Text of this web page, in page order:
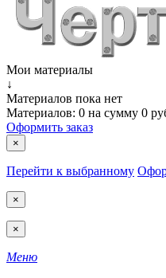
Мои материалы
↓
Материалов пока нет
Материалов: 0 на сумму 0
Оформить заказ
×
Перейти к выбранному
×
×
Меню